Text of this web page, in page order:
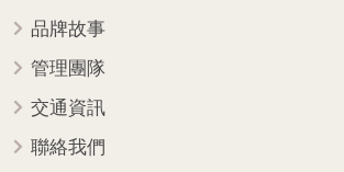
品牌故事
管理團隊
交通資訊
聯絡我們